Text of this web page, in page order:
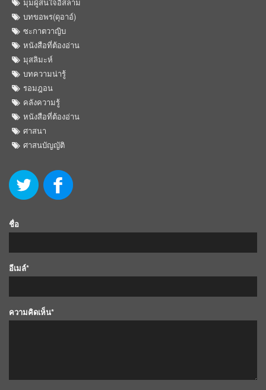
บทขอพร(ดุอาอ์)
ซะกาตวาญิบ
หนังสือที่ต้องอ่าน
มุสลิมะห์
บทความน่ารู้
รอมฎอน
คลังความรู้
หนังสือที่ต้องอ่าน
ศาสนา
ศาสนบัญญัติ
ชื่อ
อีเมล์*
ความคิดเห็น*